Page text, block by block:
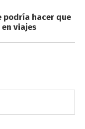
podría hacer que
viajes